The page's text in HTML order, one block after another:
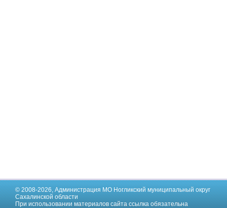
© 2008-2026,Администрация МО Ногликский муниципальный округ
Сахалинской области
При использовании материалов сайта ссылка обязательна